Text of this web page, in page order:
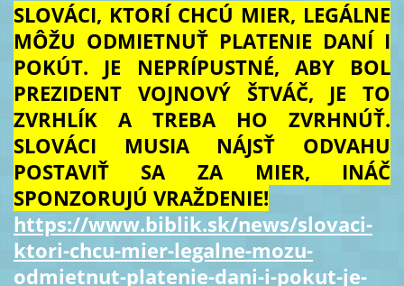
SLOVÁCI, KTORÍ CHCÚ MIER, LEGÁLNE
MÔŽU ODMIETNUŤ PLATENIE DANÍ I
POKÚT. JE NEPRÍPUSTNÉ, ABY BOL
PREZIDENT VOJNOVÝ ŠTVÁČ, JE TO
ZVRHLÍK A TREBA HO ZVRHNÚŤ.
SLOVÁCI MUSIA NÁJSŤ ODVAHU
POSTAVIŤ SA ZA MIER, INÁČ
SPONZORUJÚ VRAŽDENIE!
https://www.biblik.sk/news/slovaci-
ktori-chcu-mier-legalne-mozu-
odmietnut-platenie-dani-i-pokut-je-